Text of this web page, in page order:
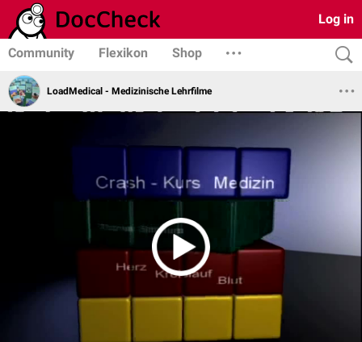
Log in
Community Flexikon Shop
LoadMedical - Medizinische Lehrfilme